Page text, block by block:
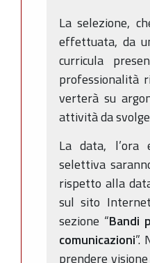
La selezione,
effettuata, da
curricula
professionalità
verterà su
attività da
La data, l’ora
selettiva
rispetto alla
sul sito
sezione “Bandi
comunicazioni”.
prendere